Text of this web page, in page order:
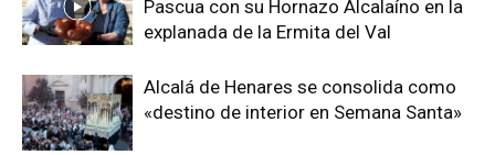
Pascua con su Hornazo Alcalaíno en la
explanada de la Ermita del Val
Alcalá de Henares se consolida como
«destino de interior en Semana Santa»